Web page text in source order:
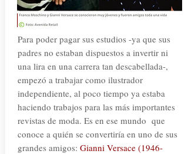
Para poder pagar sus estudios -ya que sus
padres no estaban dispuestos a invertir ni
una lira en una carrera tan descabellada-,
empezó a trabajar como ilustrador
independiente, al poco tiempo ya estaba
haciendo trabajos para las más importantes
revistas de moda. Es en ese mundo que
conoce a quién se convertiría en uno de sus
grandes amigos: Gianni Versace (1946-